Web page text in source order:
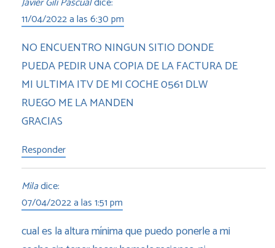
11/04/2022 a las 6:30 pm
NO ENCUENTRO NINGUN SITIO DONDE
PUEDA PEDIR UNA COPIA DE LA FACTURA DE
MI ULTIMA ITV DE MI COCHE 0561 DLW
RUEGO ME LA MANDEN
GRACIAS
Responder
Miladice:
07/04/2022 a las 1:51 pm
cual es la altura mínima que puedo ponerle a mi